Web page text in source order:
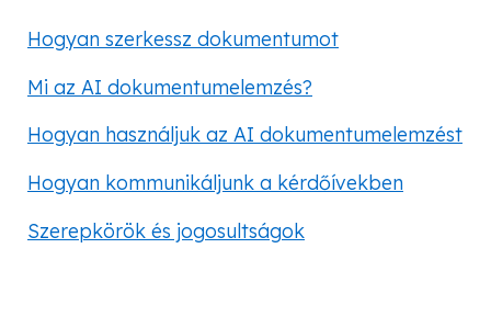
Hogyan szerkessz dokumentumot
Mi az AI dokumentumelemzés?
Hogyan használjuk az AI dokumentumelemzést
Hogyan kommunikáljunk a kérdőívekben
Szerepkörök és jogosultságok